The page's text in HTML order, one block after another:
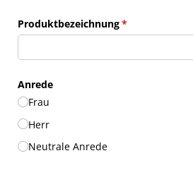
Produktbezeichnung*
(erforderlich)
Anrede
Frau
Herr
Neutrale Anrede